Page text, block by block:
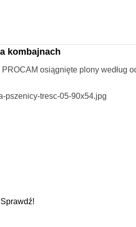
kombajnach
osiągnięte plony według
pszenicy-tresc-05-90x54.jpg